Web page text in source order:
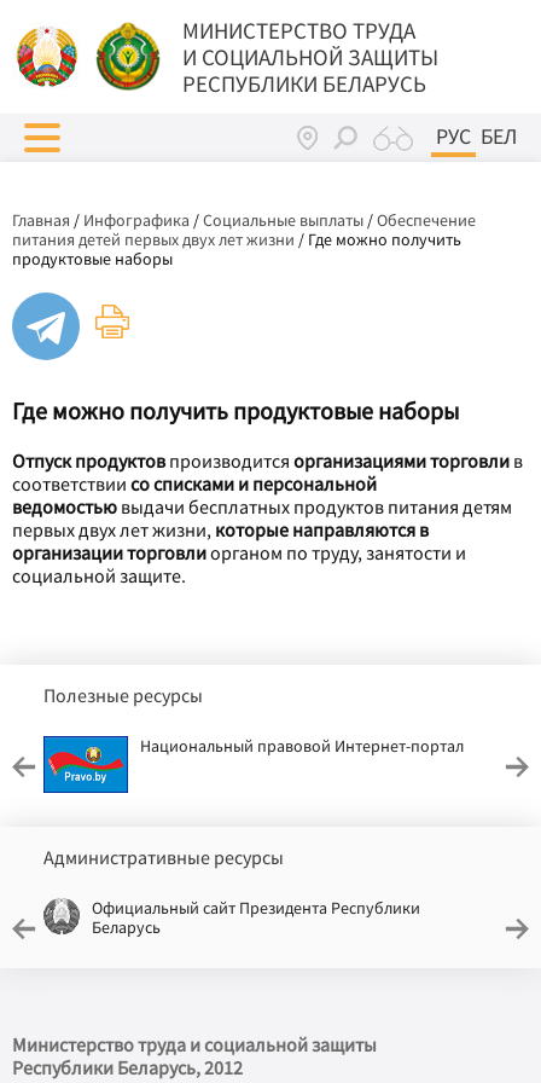
МИНИСТЕРСТВО ТРУДА
И СОЦИАЛЬНОЙ ЗАЩИТЫ
РЕСПУБЛИКИ БЕЛАРУСЬ
РУС БЕЛ
Главная / Инфографика /Социальные выплаты /Обеспечение
питания детей первых двух лет жизни / Где можно получить
продуктовые наборы
Где можно получить продуктовые наборы
Отпуск продуктовпроизводится организациями торговли в
соответствии со списками и персональной
ведомостью выдачи бесплатных продуктов питания детям
первых двух лет жизни, которые направляются в
организации торговлиорганом по труду, занятости и
социальной защите.
Полезные ресурсы
Национальный правовой Интернет-портал
Административные ресурсы
Официальный сайт Президента Республики
Беларусь
Министерство труда и социальной защиты
Республики Беларусь, 2012